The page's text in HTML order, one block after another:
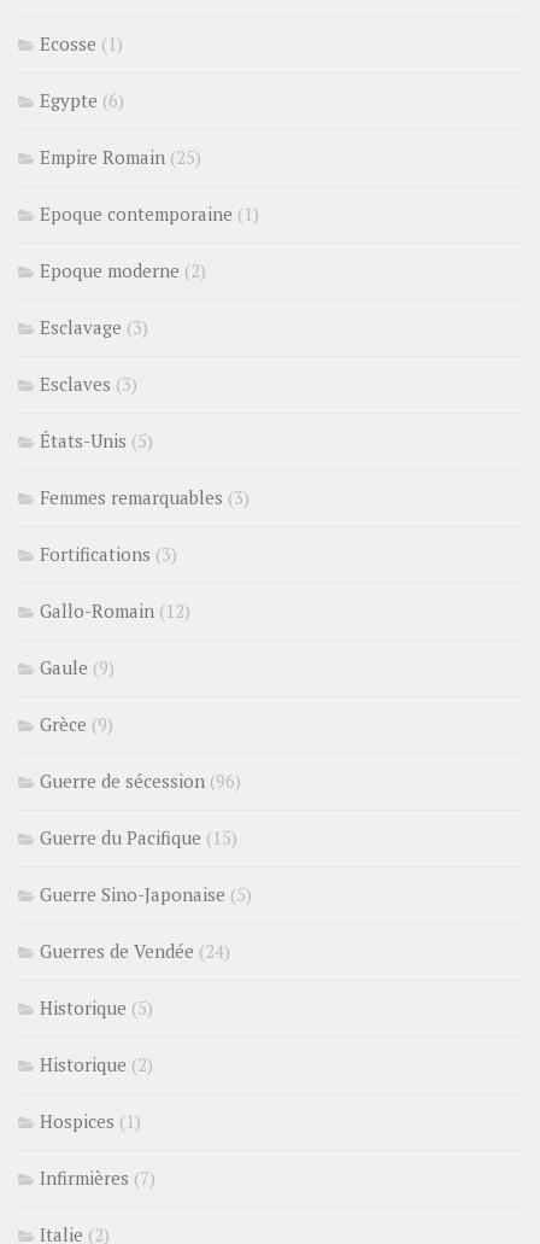
Ecosse (1)
Egypte (6)
Empire Romain (25)
Epoque contemporaine (1)
Epoque moderne (2)
Esclavage (3)
Esclaves (3)
États-Unis (5)
Femmes remarquables (3)
Fortifications (3)
Gallo-Romain (12)
Gaule (9)
Grèce (9)
Guerre de sécession (96)
Guerre du Pacifique (15)
Guerre Sino-Japonaise (5)
Guerres de Vendée (24)
Historique (5)
Historique (2)
Hospices (1)
Infirmières (7)
Italie (2)